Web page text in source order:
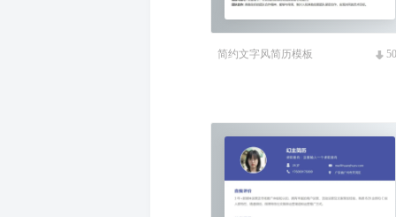
简约文字风简历模板